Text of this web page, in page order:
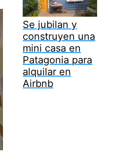
Se jubilan y
construyen una
mini casa en
Patagonia para
alquilar en
Airbnb